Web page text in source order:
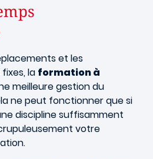
et les
la formation à
meilleure gestion du
ne peut fonctionner que si
discipline suffisamment
votre